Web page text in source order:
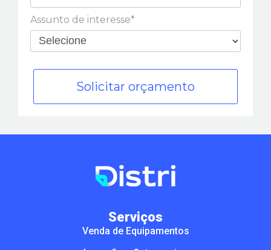
Assunto de interesse*
Solicitar orçamento
Serviços
Venda de Equipamentos